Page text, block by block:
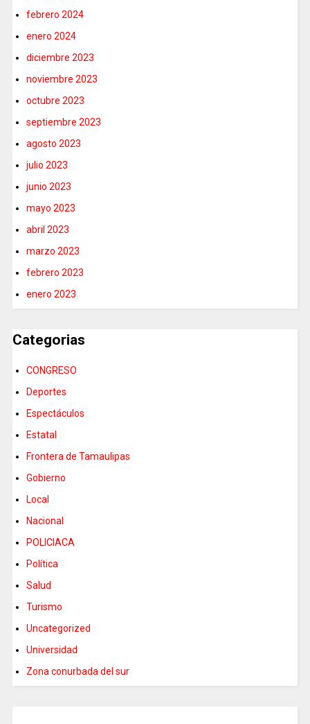
febrero 2024
enero 2024
diciembre 2023
noviembre 2023
octubre 2023
septiembre 2023
agosto 2023
julio 2023
junio 2023
mayo 2023
abril 2023
marzo 2023
febrero 2023
enero 2023
Categorias
CONGRESO
Deportes
Espectáculos
Estatal
Frontera de Tamaulipas
Gobierno
Local
Nacional
POLICIACA
Política
Salud
Turismo
Uncategorized
Universidad
Zona conurbada del sur